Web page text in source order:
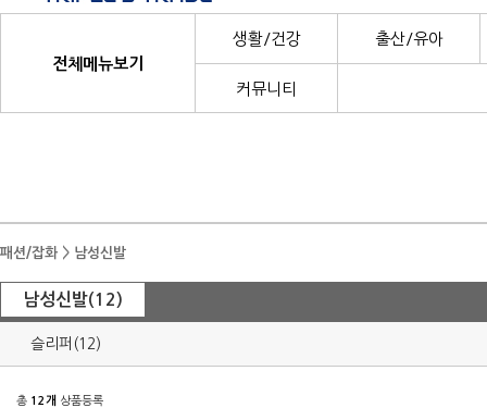
전체메뉴보기
생활/건강 출산/유아
커뮤니티
패션/잡화 > 남성신발
남성신발(12)
슬리퍼(12)
총 12개 상품등록